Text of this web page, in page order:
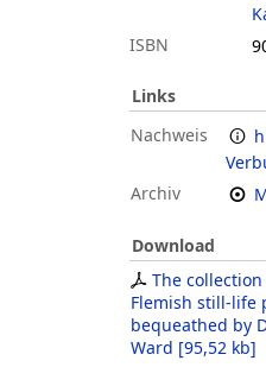
ISBN
Links
Nachweis
Archiv
Download
The
Flemish still-life
bequeathed by
Ward [95,52 kb]